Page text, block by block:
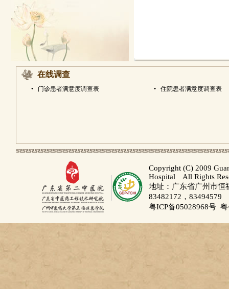
在线调查
• 门诊患者满意度调查表 • 住院患者满意度调查表
Copyright (C) 2009
Hospital All Rights
地址：广东省广州市
83482172，83494579
粤ICP备05028968号